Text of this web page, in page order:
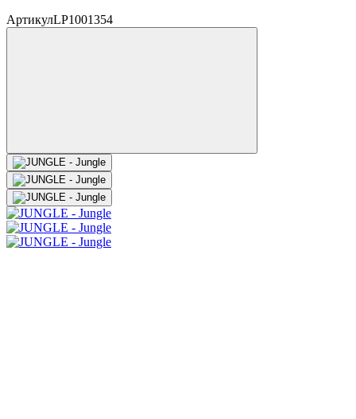
АртикулLP1001354